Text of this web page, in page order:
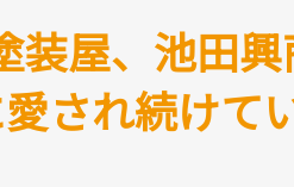
フター】
装屋、池田
され続けて